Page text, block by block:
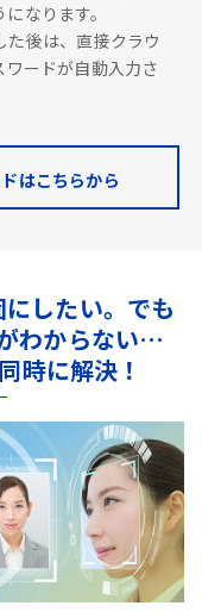
なります。
た後は、直接クラウ
ワードが自動入力さ
はこちらから
したい。 でも
わからない…
時に解決！